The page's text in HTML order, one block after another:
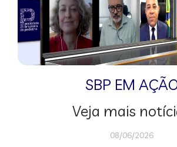
SBP EM
Veja mais
08/06/2026